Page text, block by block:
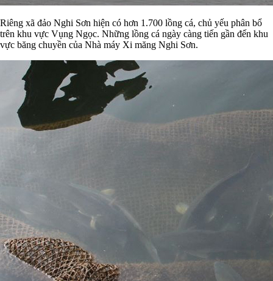
Riêng xã đảo Nghi Sơn hiện có hơn 1.700 lồng cá, chủ yếu phân bổ
trên khu vực Vụng Ngọc. Những lồng cá ngày càng tiến gần đến khu
vực băng chuyền của Nhà máy Xi măng Nghi Sơn.